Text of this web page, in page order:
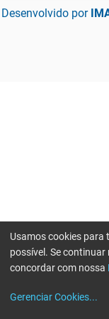
Desenvolvido por
Usamos cookies para
possível. Se
concordar com nossa
Gerenciar Cookies...
Erro ao enviar